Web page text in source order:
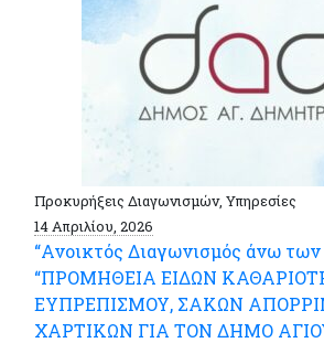
Προκυρήξεις Διαγωνισμών, Υπηρεσίες
14 Απριλίου, 2026
“Ανοικτός Διαγωνισμός άνω των
“ΠΡΟΜΗΘΕΙΑ ΕΙΔΩΝ
ΕΥΠΡΕΠΙΣΜΟΥ, ΣΑΚΩΝ
ΧΑΡΤΙΚΩΝ ΓΙΑ ΤΟΝ ΔΗΜΟ